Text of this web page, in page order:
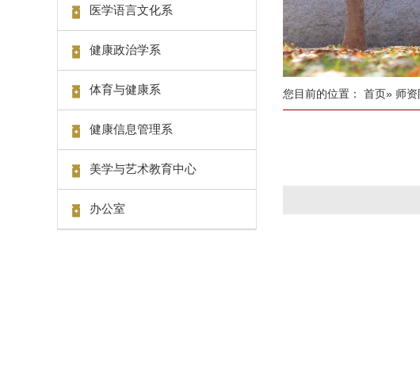
医学语言文化系
健康政治学系
体育与健康系
健康信息管理系
美学与艺术教育中心
办公室
您目前的位置： 首页» 师资